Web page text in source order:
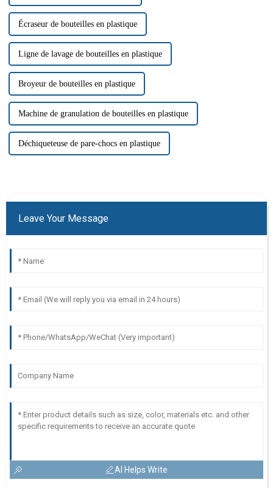
Écraseur de bouteilles en plastique
Ligne de lavage de bouteilles en plastique
Broyeur de bouteilles en plastique
Machine de granulation de bouteilles en plastique
Déchiqueteuse de pare-chocs en plastique
Leave Your Message
AI Helps Write